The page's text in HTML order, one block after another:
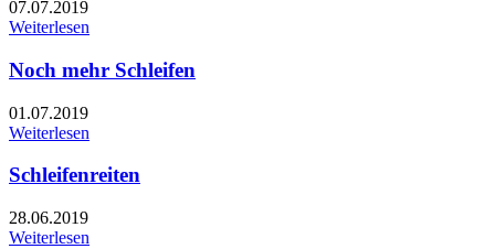
07.07.2019
Weiterlesen
Noch mehr Schleifen
01.07.2019
Weiterlesen
Schleifenreiten
28.06.2019
Weiterlesen